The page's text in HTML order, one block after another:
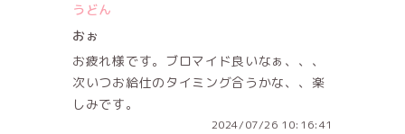
うどん
おぉ
お疲れ様です。ブロマイド良いなぁ、、、
次いつお給仕のタイミング合うかな、、楽
しみです。
2024/07/26 10:16:41